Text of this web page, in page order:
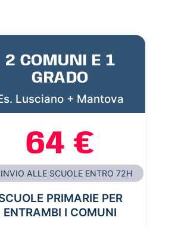
2 COMUNI E 1
GRADO
Lusciano + Mantova
64 €
INVIO ALLE SCUOLE ENTRO 72H
PRIMARIE PER
ENTRAMBI I COMUNI